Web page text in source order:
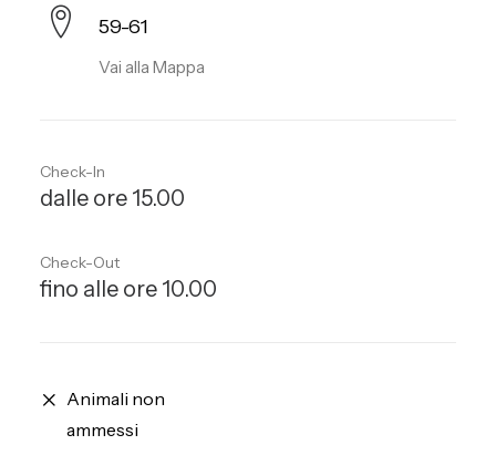
59-61
Vai alla Mappa
Check-In
dalle ore 15.00
Check-Out
fino alle ore 10.00
Animali non
ammessi